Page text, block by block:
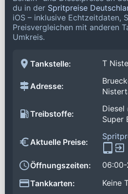
du in der Spritpreise
iOS – inklusive Echtzeitdaten,
Preisvergleichen mit anderen
Umkreis.
Tankstelle: T
Adresse:
Treibstoffe:
Diesel
Super
Aktuelle Preise:
Öffnungszeiten:
Tankkarten:
Keine